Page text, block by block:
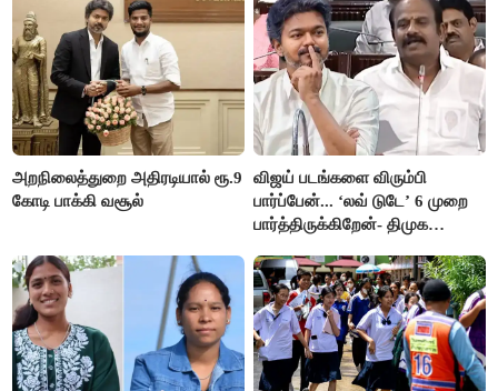
அறநிலைத்துறை அதிரடியால் ரூ.9
கோடி பாக்கி வசூல்
விஜய் படங்களை விரும்பி
பார்ப்பேன்... ‘லவ் டுடே’ 6 முறை
பார்த்திருக்கிறேன்- திமுக